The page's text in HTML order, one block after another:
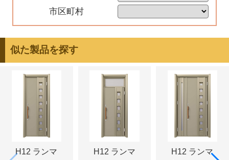
市区町村
似た製品を探す
H12 ランマ
H12 ランマ
H12 ランマ